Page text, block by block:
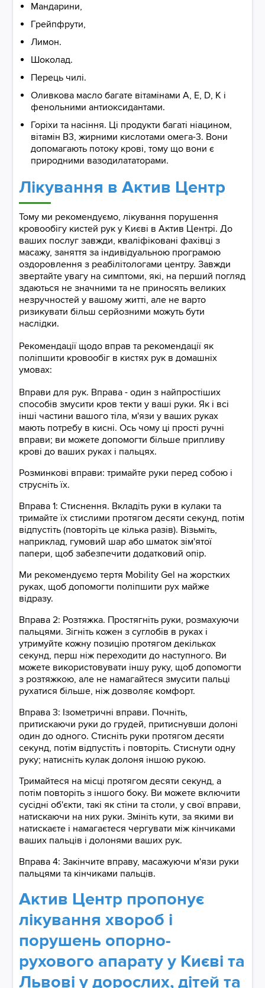
Мандарини,
Грейпфрути,
Лимон.
Шоколад.
Перець чилі.
Оливкова масло багате вітамінами А, Е, D, К і
фенольними антиоксидантами.
Горіхи та насіння. Ці продукти багаті ніацином,
вітамін B3, жирними кислотами омега-3. Вони
допомагають потоку крові, тому що вони є
природними вазодилататорами.
Лікування в Актив Центр
Тому ми рекомендуємо, лікування порушення
кровообігу кистей рук у Києві в Актив Центрі. До
ваших послуг завжди, кваліфіковані фахівці з
масажу, заняття за індивідуальною програмою
оздоровлення з реабілітологами центру. Завжди
звертайте увагу на симптоми, які, на перший погляд
здаються не значними та не приносять великих
незручностей у вашому житті, але не варто
ризикувати більш серйозними можуть бути
наслідки.
Рекомендації щодо вправ та рекомендації як
поліпшити кровообіг в кистях рук в домашніх
умовах:
Вправи для рук. Вправа - один з найпростіших
способів змусити кров текти у ваші руки. Як і всі
інші частини вашого тіла, м'язи у ваших руках
мають потребу в кисні. Ось чому ці прості ручні
вправи; ви можете допомогти більше припливу
крові до ваших руках і пальцях.
Розминкові вправи: тримайте руки перед собою і
струсніть їх.
Вправа 1: Стиснення. Вкладіть руки в кулаки та
тримайте їх стислими протягом десяти секунд, потім
відпустіть (повторіть це кілька разів). Візьміть,
наприклад, гумовий шар або шматок зім'ятої
папери, щоб забезпечити додатковий опір.
Ми рекомендуємо тертя Mobility Gel на жорстких
руках, щоб допомогти поліпшити рух майже
відразу.
Вправа 2: Розтяжка. Простягніть руки, розмахуючи
пальцями. Зігніть кожен з суглобів в руках і
утримуйте кожну позицію протягом декількох
секунд, перш ніж переходити до наступного. Ви
можете використовувати іншу руку, щоб допомогти
з розтяжкою, але не намагайтеся змусити пальці
рухатися більше, ніж дозволяє комфорт.
Вправа 3: Ізометричні вправи. Почніть,
притискаючи руки до грудей, притиснувши долоні
один до одного. Стисніть руки протягом десяти
секунд, потім відпустіть і повторіть. Стиснути одну
руку; натисніть кулак долоня іншою рукою.
Тримайтеся на місці протягом десяти секунд, а
потім повторіть з іншого боку. Ви можете включити
сусідні об'єкти, такі як стіни та столи, у свої вправи,
натискаючи на них руки. Змініть кути, за якими ви
натискаєте і намагаєтеся чергувати між кінчиками
ваших пальців і долонями ваших рук.
Вправа 4: Закінчите вправу, масажуючи м'язи руки
пальцями та кінчиками пальців.
Актив Центр пропонує
лікування хвороб і
порушень опорно-
рухового апарату у Києві та
Львові у дорослих, дітей та